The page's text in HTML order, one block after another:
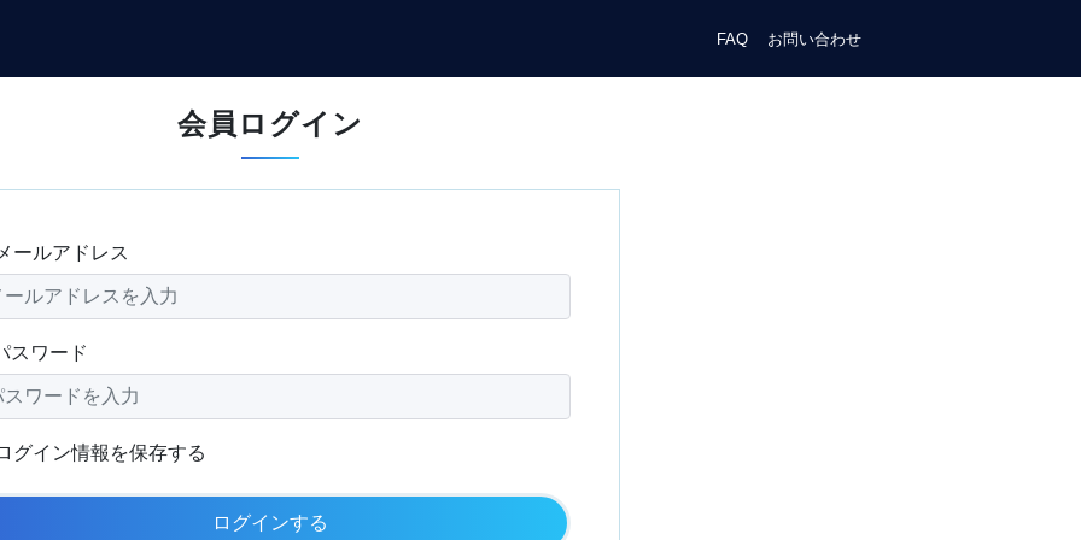
FAQ お問い合わせ
会員ログイン
ールアドレス
スワード
グイン情報を保存する
ログインする